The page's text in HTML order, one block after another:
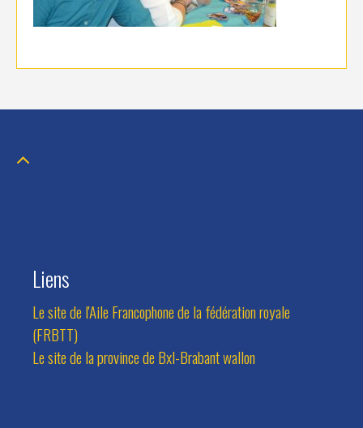
Liens
Le site de l'Aile Francophone de la fédération royale
(FRBTT)
Le site de la province de Bxl-Brabant wallon